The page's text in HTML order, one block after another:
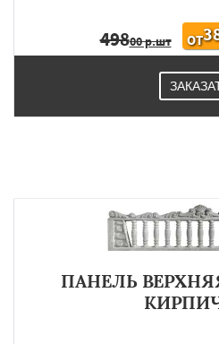
49800 р.шт ОТ
ПАНЕЛЬ